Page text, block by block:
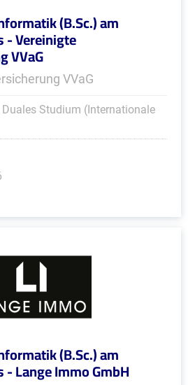
(B.Sc.) am
- Vereinigte
VVaG
VVaG
Studium (Internationale
(B.Sc.) am
Lange Immo GmbH